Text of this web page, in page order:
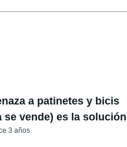
a patinetes y bicis
se vende) es la solución
3 años